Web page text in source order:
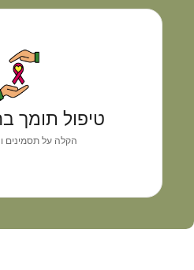
טיפול תומך
הקלה על תסמינים
טיפול תומך
גישה רפואית אישית
תסמינים וליווי